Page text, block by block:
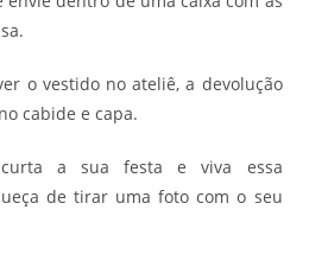
o vestido no ateliê, a devolução
cabide e capa.
curta a sua festa e viva essa
de tirar uma foto com o seu